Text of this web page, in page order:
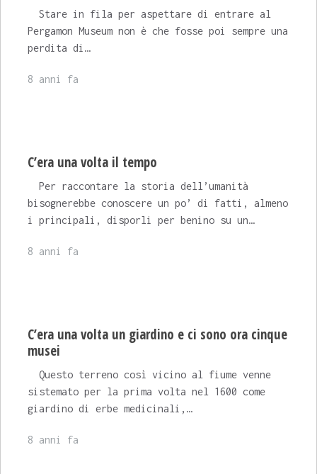
Stare in fila per aspettare di entrare al
Pergamon Museum non è che fosse poi sempre una
perdita di…
8 anni fa
C’era una volta il tempo
Per raccontare la storia dell’umanità
bisognerebbe conoscere un po’ di fatti, almeno
i principali, disporli per benino su un…
8 anni fa
C’era una volta un giardino e ci sono ora cinque
musei
Questo terreno così vicino al fiume venne
sistemato per la prima volta nel 1600 come
giardino di erbe medicinali,…
8 anni fa